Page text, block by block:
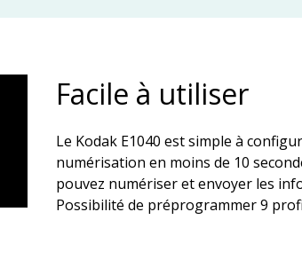
Facile à utiliser
Le Kodak E1040 est simple à
numérisation en moins de 10
pouvez numériser et envoyer les
Possibilité de préprogrammer 9